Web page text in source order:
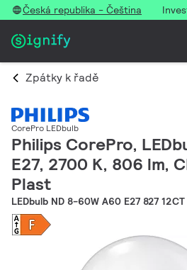
Česká republika - Čeština
Zpátky k řadě
CorePro LEDbulb
Philips CorePro,
E27, 2700 K, 806 lm,
Plast
LEDbulb ND 8-60W A60 E27 827 12CT